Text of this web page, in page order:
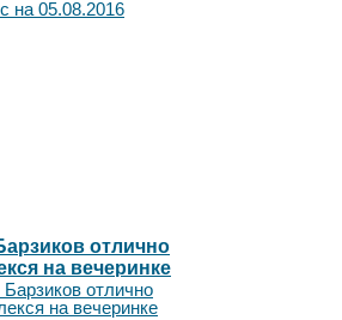
отлично
на вечеринке